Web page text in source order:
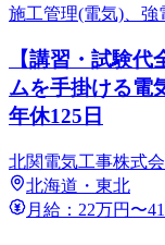
施工管理(電気)、強
【講習・試験
ムを手掛ける電
年休125日
北関電気工事株式
北海道・東北
月給：22万円〜